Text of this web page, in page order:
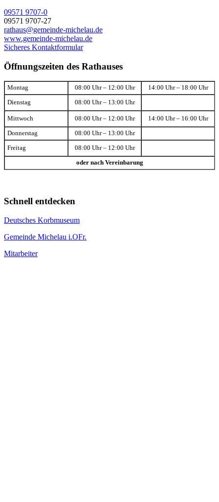
09571 9707-0
09571 9707-27
rathaus@gemeinde-michelau.de
www.gemeinde-michelau.de
Sicheres Kontaktformular
Öffnungszeiten des Rathauses
Montag 08:00 Uhr – 12:00 Uhr 14:00 Uhr – 18:00 Uhr
Dienstag 08:00 Uhr – 13:00 Uhr
Mittwoch 08:00 Uhr – 12:00 Uhr 14:00 Uhr – 16:00 Uhr
Donnerstag 08:00 Uhr – 13:00 Uhr
Freitag 08:00 Uhr – 12:00 Uhr
oder nach Vereinbarung
Schnell entdecken
Deutsches Korbmuseum
Gemeinde Michelau i.OFr.
Mitarbeiter